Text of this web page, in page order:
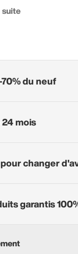
du neuf
mois
changer
garantis